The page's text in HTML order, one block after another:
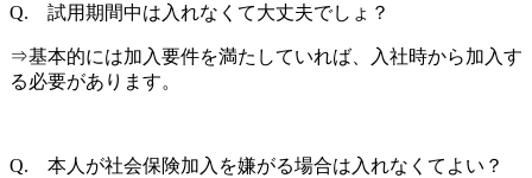
Q. 試用期間中は入れなくて大丈夫でしょ？
⇒基本的には加入要件を満たしていれば、入社時から加入す
る必要があります。
Q. 本人が社会保険加入を嫌がる場合は入れなくてよい？